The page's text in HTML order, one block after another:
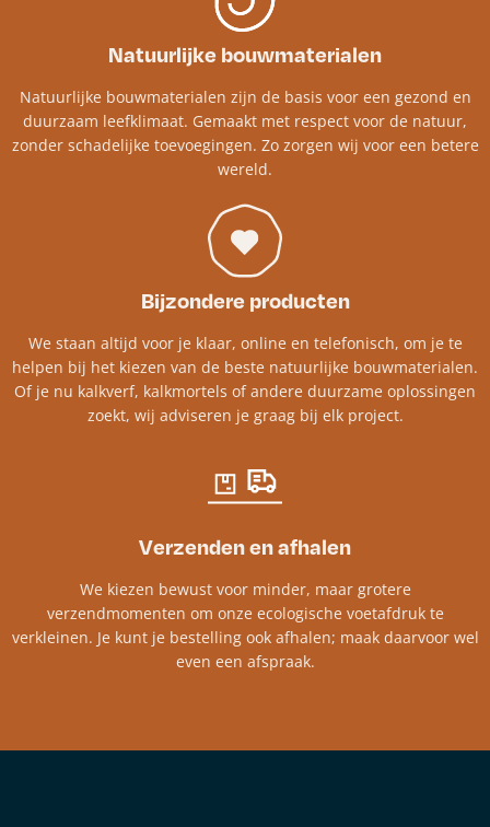
Natuurlijke bouwmaterialen
Natuurlijke bouwmaterialen zijn de basis voor een gezond en
duurzaam leefklimaat. Gemaakt met respect voor de natuur,
zonder schadelijke toevoegingen. Zo zorgen wij voor een betere
wereld.
Bijzondere producten
We staan altijd voor je klaar, online en telefonisch, om je te
helpen bij het kiezen van de beste natuurlijke bouwmaterialen.
Of je nu kalkverf, kalkmortels of andere duurzame oplossingen
zoekt, wij adviseren je graag bij elk project.​
Verzenden en afhalen
We kiezen bewust voor minder, maar grotere
verzendmomenten om onze ecologische voetafdruk te
verkleinen. Je kunt je bestelling ook afhalen; maak daarvoor wel
even een afspraak.